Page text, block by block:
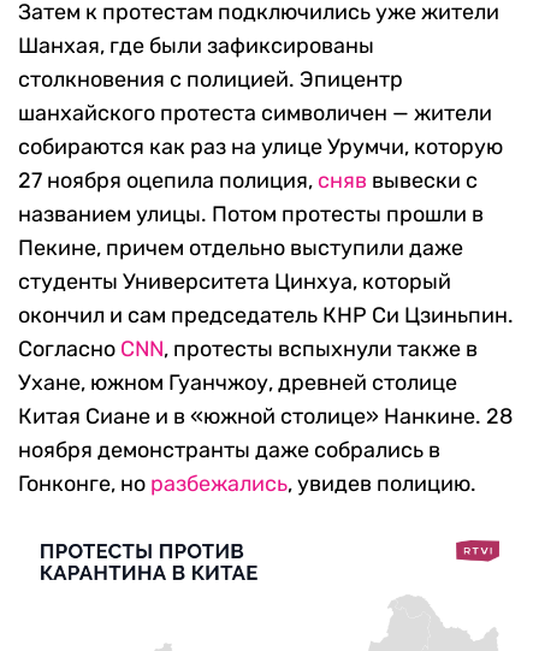
Затем к протестам подключились уже жители
Шанхая, где были зафиксированы
столкновения с полицией. Эпицентр
шанхайского протеста символичен — жители
собираются как раз на улице Урумчи, которую
27 ноября оцепила полиция, сняв вывески с
названием улицы. Потом протесты прошли в
Пекине, причем отдельно выступили даже
студенты Университета Цинхуа, который
окончил и сам председатель КНР Си Цзиньпин.
Согласно CNN, протесты вспыхнули также в
Ухане, южном Гуанчжоу, древней столице
Китая Сиане и в «южной столице» Нанкине. 28
ноября демонстранты даже собрались в
Гонконге, но разбежались, увидев полицию.